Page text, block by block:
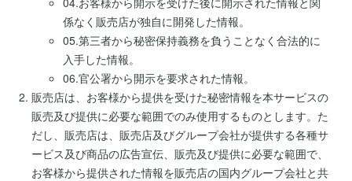
係なく販売店が独自に開発した情報。
05.第三者から秘密保持義務を負うことなく合法的に
入手した情報。
06.官公署から開示を要求された情報。
販売店は、お客様から提供を受けた秘密情報を本サービスの
販売及び提供に必要な範囲でのみ使用するものとします。た
だし、販売店は、販売店及びグループ会社が提供する各種サ
ービス及び商品の広告宣伝、販売及び提供に必要な範囲で、
お客様から提供された情報を販売店の国内グループ会社と共